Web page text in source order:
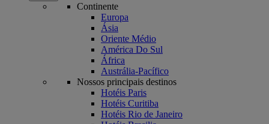
Continente
Europa
Ásia
Oriente Médio
América Do Sul
África
Austrália-Pacífico
Nossos principais destinos
Hotéis Paris
Hotéis Curitiba
Hotéis Rio de Janeiro